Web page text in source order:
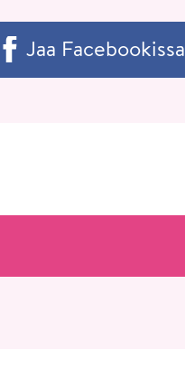
Jaa Facebookissa